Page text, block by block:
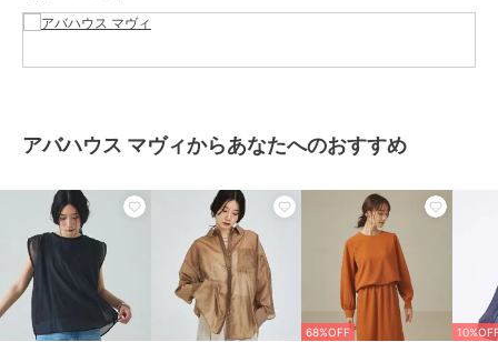
原産国 中国
アバハウス マヴィからあなたへのおすすめ
68%OFF